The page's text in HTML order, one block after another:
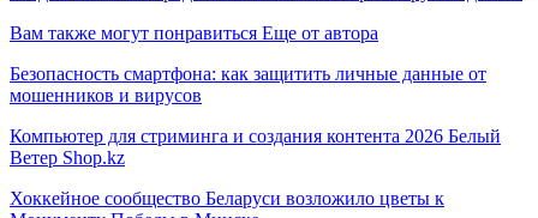
Вам также могут понравиться Еще от автора
Безопасность смартфона: как защитить личные данные от
мошенников и вирусов
Компьютер для стриминга и создания контента 2026 Белый
Ветер Shop.kz
Хоккейное сообщество Беларуси возложило цветы к